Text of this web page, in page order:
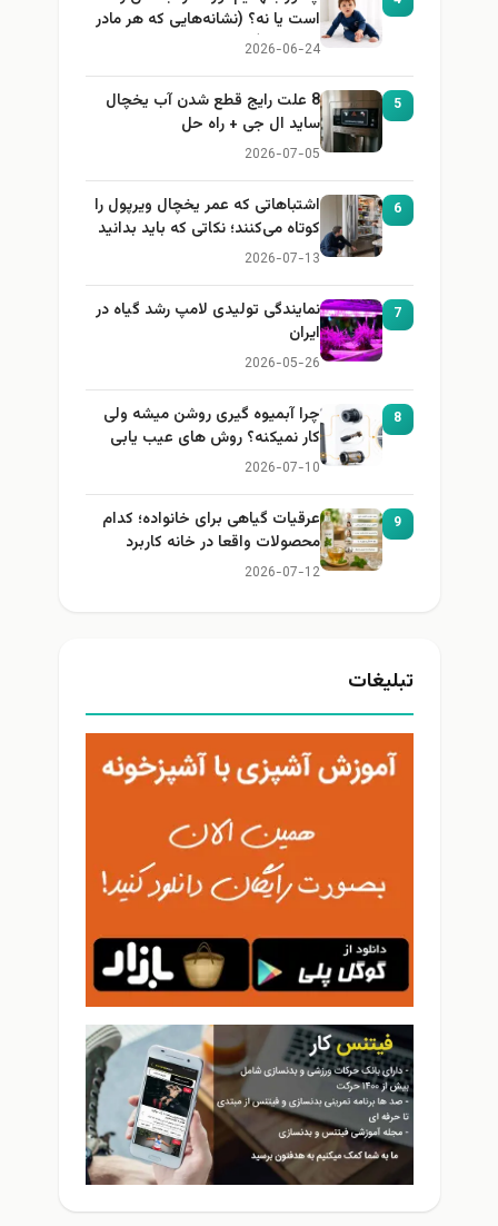
است یا نه؟ (نشانه‌هایی که هر مادر
باید بداند)
2026-06-24
5
8 علت رایج قطع شدن آب یخچال
ساید ال جی + راه حل
2026-07-05
6
اشتباهاتی که عمر یخچال ویرپول را
کوتاه می‌کنند؛ نکاتی که باید بدانید
2026-07-13
7
نمایندگی تولیدی لامپ رشد گیاه در
ایران
2026-05-26
8
چرا آبمیوه گیری روشن میشه ولی
کار نمیکنه؟ روش های عیب یابی
2026-07-10
9
عرقیات گیاهی برای خانواده؛ کدام
محصولات واقعا در خانه کاربرد
دارند؟
2026-07-12
تبلیغات